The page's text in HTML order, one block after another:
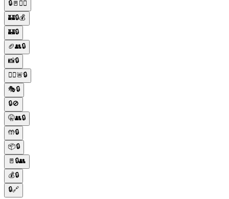
🔒🚪🕵️‍♀️
🏰🔒💰
🏰🔒
🏈👥🔒
📸🔒
👮‍♂️🚨🔒
🎭🔒
🔒🚫
🤫👥🔒
🤲🔒
📦🔒
🚪🔒👥
💰🔒
🔒🔗